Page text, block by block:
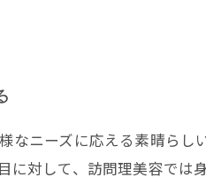
なニーズに応える素晴ら
に対して、訪問理美容で